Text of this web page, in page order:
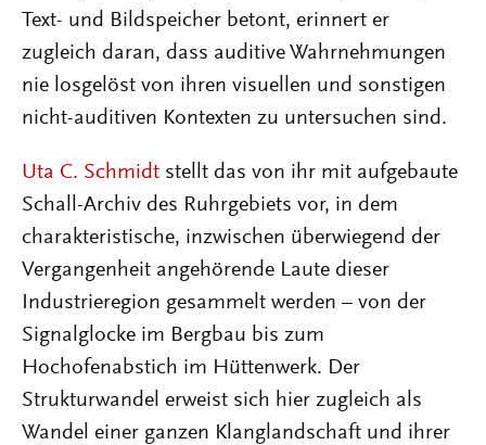
Text- und Bildspeicher betont, erinnert er
zugleich daran, dass auditive Wahrnehmungen
nie losgelöst von ihren visuellen und sonstigen
nicht-auditiven Kontexten zu untersuchen sind.
Uta C. Schmidt stellt das von ihr mit aufgebaute
Schall-Archiv des Ruhrgebiets vor, in dem
charakteristische, inzwischen überwiegend der
Vergangenheit angehörende Laute dieser
Industrieregion gesammelt werden – von der
Signalglocke im Bergbau bis zum
Hochofenabstich im Hüttenwerk. Der
Strukturwandel erweist sich hier zugleich als
Wandel einer ganzen Klanglandschaft und ihrer